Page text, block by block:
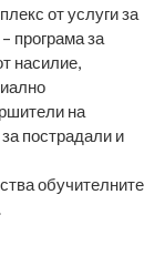
от услуги за
програма за
насилие,
на
пострадали и
обучителните